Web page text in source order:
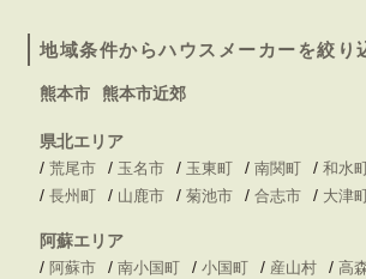
地域条件からハウスメーカーを絞り
熊本市 熊本市近郊
県北エリア
/ 荒尾市 / 玉名市 / 玉東町 / 南関町 / 和水
/ 長州町 / 山鹿市 / 菊池市 / 合志市 / 大津
阿蘇エリア
/ 阿蘇市 / 南小国町 / 小国町 / 産山村 / 高